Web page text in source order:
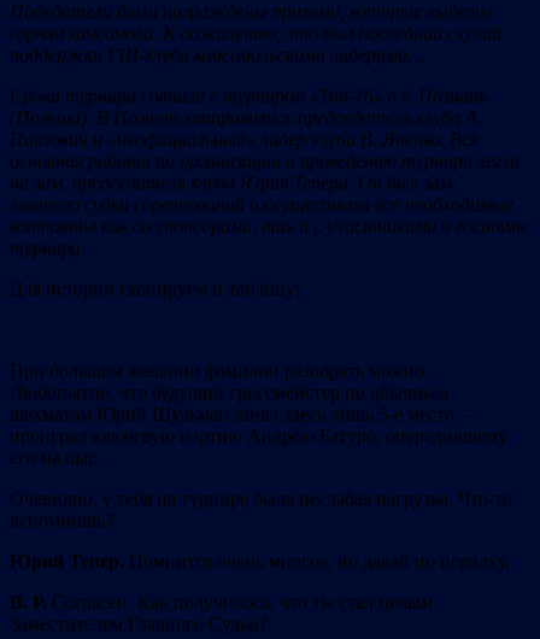
Победители были награждены призами, которые выделил
горком комсомола. К сожалению, это был последний случай
поддержки ГШ-клуба комсомольскими лидерами…
Сроки турнира совпали с турниром «Топ-16» в г. Познань
(Польша). В Познань отправились председатель клуба А.
Павлович и «неофициальный» лидер клуба В. Яненко. Вся
основная работа по организации и проведению турнира легла
на зам. председателя клуба Юрия Тепера. Он был зам.
главного судьи соревнований и осуществлял все необходимые
контакты как со спонсорами, так и с участниками и гостями
турнира.
Для истории скопируем и таблицу:
При большом желании фамилии разобрать можно.
Любопытно, что будущий гроссмейстер по обычным
шахматам Юрий Шульман занял здесь лишь 5-е место –
проиграл ключевую партию Андрею Батуро, опередившему
его на шаг.
Очевидно, у тебя на турнире была неслабая нагрузка. Что-то
вспомнишь?
Юрий Тепер. Помнится очень многое, но давай по порядку.
В. Р. Согласен. Как получилось, что ты стал целым
Заместителем Главного Судьи?